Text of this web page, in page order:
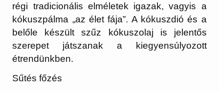
régi tradicionális elméletek igazak, vagyis a
kókuszpálma „az élet fája”. A kókuszdió és a
belőle készült szűz kókuszolaj is jelentős
szerepet játszanak a kiegyensúlyozott
étrendünkben.
Sűtés főzés